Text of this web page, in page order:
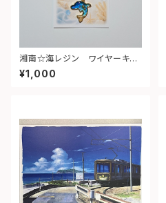
湘南☆海レジン ワイヤーキー
ホルダー（イルカ）④
¥1,000